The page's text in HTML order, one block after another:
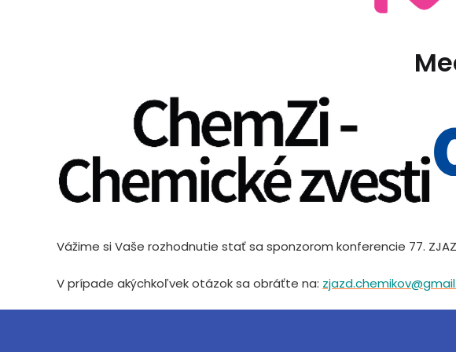
Vážime si Vaše rozhodnutie stať sa sponzorom konferencie 77.
V prípade akýchkoľvek otázok sa obráťte na: